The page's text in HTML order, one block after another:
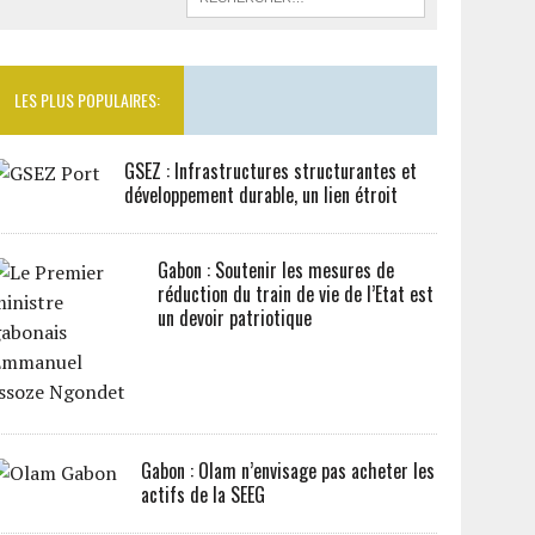
LES PLUS POPULAIRES:
GSEZ : Infrastructures structurantes et
développement durable, un lien étroit
Gabon : Soutenir les mesures de
réduction du train de vie de l’Etat est
un devoir patriotique
Gabon : Olam n’envisage pas acheter les
actifs de la SEEG